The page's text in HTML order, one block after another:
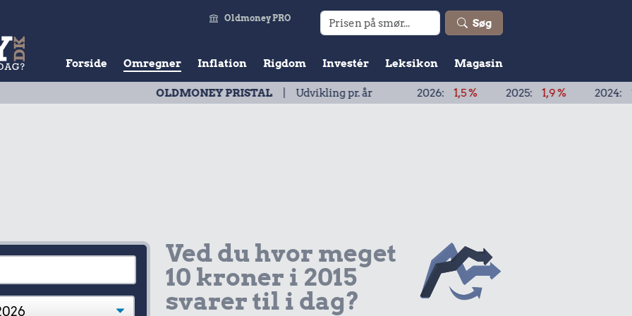
Søg
Oldmoney PRO
Forside Omregner Inflation Rigdom Investér Leksikon Magasin
OLDMONEY PRISTAL| Udvikling pr. år2026: 1,5 % 2025: 1,9 % 2024: 1,9 %
Ved du hvor meget
10 kroner i 2015
svarer til i dag?